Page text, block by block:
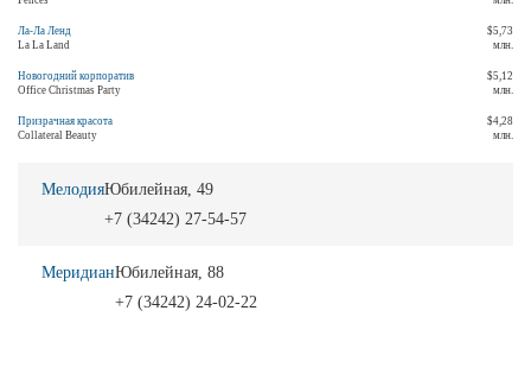
МелодияЮбилейная, 49
+7 (34242) 27-54-57
МеридианЮбилейная, 88
+7 (34242) 24-02-22
Ла-Ла Ленд
La La Land
$5,73
млн.
Новогодний корпоратив
Office Christmas Party
$5,12
млн.
Призрачная красота
Collateral Beauty
$4,28
млн.